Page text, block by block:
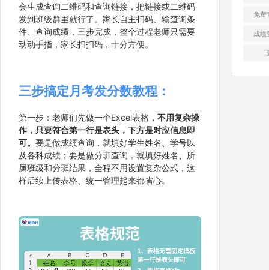
会生成查询二维码和查询链接，把链接或二维码
发到班级群里就行了。家长自主扫码、输查询条
件、查询成绩，三步完成，整个过程老师只需要
动动手指，家长扫扫码，十分方便。
三步搞定月考发分数教程：
第一步：老师们先做一个Excel表格， 不用复杂操
作，只要符合第一行是表头，下方是对应信息即
可。 要是做成绩查询，就填好学生姓名、学号以
及各科成绩；要是做分班查询，就填好姓名、所
属班级和分班结果，全程不用设置复杂公式，这
样后续上传表格、统一管理起来都省心。
免费
成绩